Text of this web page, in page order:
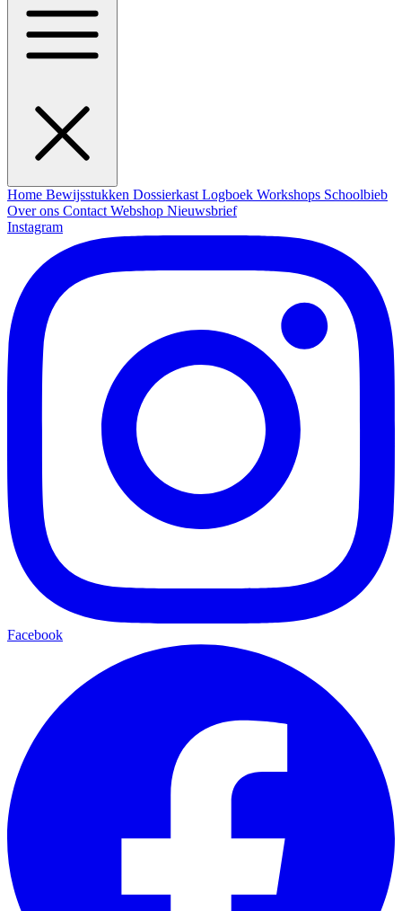
Home Bewijsstukken Dossierkast Logboek Workshops Schoolbieb
Over ons Contact Webshop Nieuwsbrief
Instagram
Facebook